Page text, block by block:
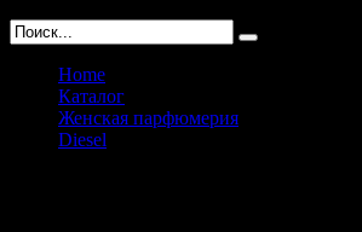
Home
Каталог
Женская парфюмерия
Diesel